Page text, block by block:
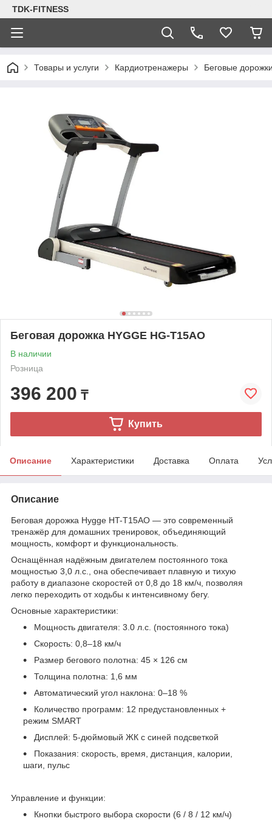
TDK-FITNESS
Товары и услуги Кардиотренажеры Беговые
Беговая дорожка HYGGE HG-T15AO
В наличии
Розница
396 200 ₸
Купить
Описание Характеристики Доставка Оплата
Описание
Беговая дорожка Hygge HT-T15AO — это современный
тренажёр для домашних тренировок, объединяющий
мощность, комфорт и функциональность.
Оснащённая надёжным двигателем постоянного тока
мощностью 3,0 л.с., она обеспечивает плавную и тихую
работу в диапазоне скоростей от 0,8 до 18 км/ч, позволяя
легко переходить от ходьбы к интенсивному бегу.
Основные характеристики:
Мощность двигателя: 3.0 л.с. (постоянного тока)
Скорость: 0,8–18 км/ч
Размер бегового полотна: 45 × 126 см
Толщина полотна: 1,6 мм
Автоматический угол наклона: 0–18 %
Количество программ: 12 предустановленных +
режим SMART
Дисплей: 5-дюймовый ЖК с синей подсветкой
Показания: скорость, время, дистанция, калории,
шаги, пульс
Управление и функции:
Кнопки быстрого выбора скорости (6 / 8 / 12 км/ч)